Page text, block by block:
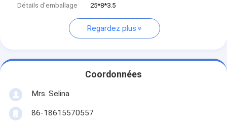
Détails d'emballage
25*8*3.5
Regardez plus
Coordonnées
Mrs. Selina
86-18615570557